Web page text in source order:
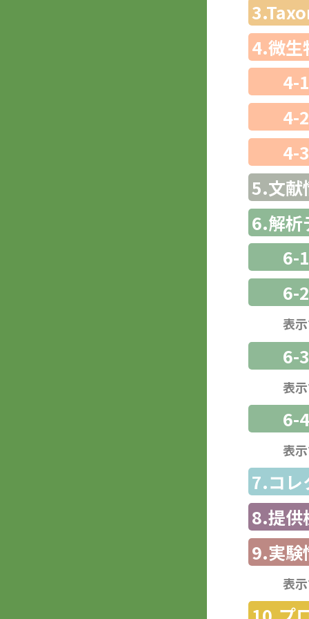
4.微生
4-
4-
4-
5.文献
6.解析
6-
6-
表
6-
表
6-
表
7.コレ
8.提供
9.実験
表